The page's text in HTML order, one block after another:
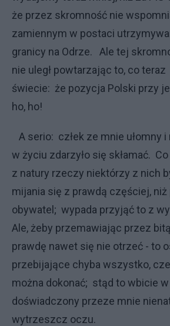
że przez skromność nie
zamiennym w postaci
granicy na Odrze. Ale tej
nie uległ powtarzając to, co
świecie: że pozycja Polski przy
ho, ho!
A serio: człek ze mnie ułomny i
w życiu zdarzyło się skłamać.
z natury rzeczy niektórzy z nich
mijania się z prawdą częściej,
obywatel; wypada przyjąć to z
Ale, żeby przemawiając przez
prawdę nawet się nie otrzeć - to
przebijające chyba wszystko,
można dokonać; stąd to wbicie
doświadczony przeze mnie
wytrzeszcz oczu.